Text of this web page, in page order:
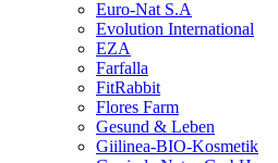
Euro-Nat S.A
Evolution International
EZA
Farfalla
FitRabbit
Flores Farm
Gesund & Leben
Giilinea-BIO-Kosmetik